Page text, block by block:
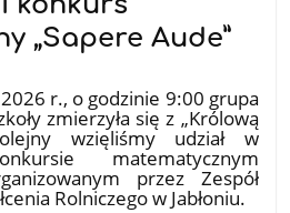
„Sapere Aude”
r., o godzinie 9:00 grupa
zmierzyła się z „Królową
wzięliśmy udział w
matematycznym
przez Zespół
Rolniczego w Jabłoniu.